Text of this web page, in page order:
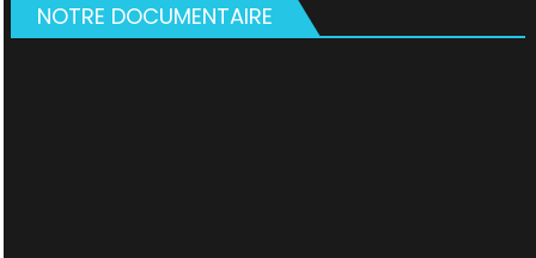
NOTRE DOCUMENTAIRE